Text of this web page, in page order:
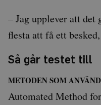
– Jag upplever att
flesta att få ett
Så går testet till
METODEN SOM
Automated Method
Privacy Policy